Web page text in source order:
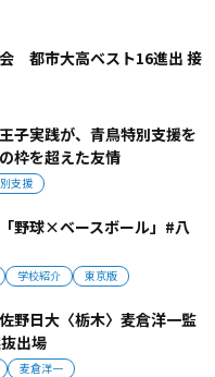
会 都市大高ベスト16進出 接
子実践が、青鳥特別支援を
枠を超えた友情
支援
野球×ベースボール」#八
学校紹介 東京版
野日大〈栃木〉麦倉洋一監
出場
麦倉洋一